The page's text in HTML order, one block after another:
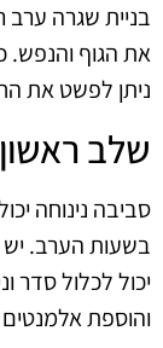
בניית שגרה
את הגוף והנפש.
ניתן לפשט את
שלב
סביבה נינוחה
בשעות הערב. יש
יכול לכלול סדר
והוספת